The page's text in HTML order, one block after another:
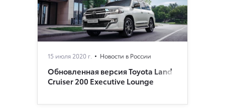
15 июля 2020 г. Новости в России
Обновленная версия Toyota Land
Cruiser 200 Executive Lounge